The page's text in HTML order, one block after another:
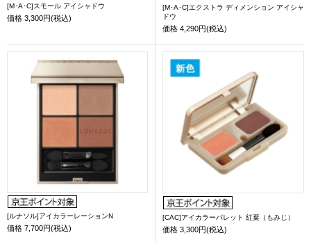
[M･A･C]スモール アイシャドウ
価格 3,300円(税込)
[M･A･C]エクストラ ディメンション アイシャ
ドウ
価格 4,290円(税込)
[ルナソル]アイカラーレーションN
価格 7,700円(税込)
[CAC]アイカラーパレット 紅葉（もみじ）
価格 3,300円(税込)